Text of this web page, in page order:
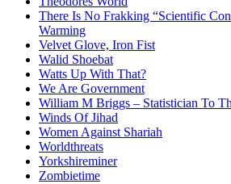
There Is No Frakking “Scientific
Warming
Velvet Glove, Iron Fist
Walid Shoebat
Watts Up With That?
We Are Government
William M Briggs – Statistician To
Winds Of Jihad
Women Against Shariah
Worldthreats
Yorkshireminer
Zombietime